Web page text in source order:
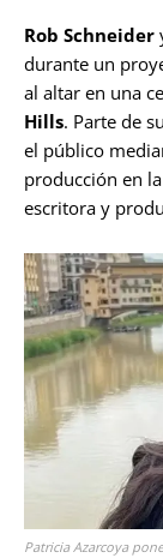
Rob Schneider
durante un
al altar en una
Hills. Parte de
el público
producción en
escritora y
Patricia Azarcoya